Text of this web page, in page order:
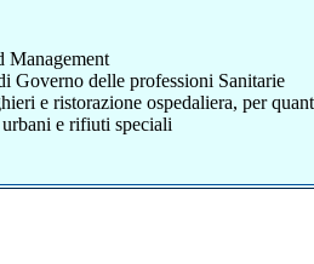
Management
Governo delle professioni Sanitarie
e ristorazione ospedaliera, per
e rifiuti speciali